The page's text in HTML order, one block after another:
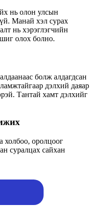
нь олон улсын
Манай хэл сурах
нь хэрэглэгчийн
олох болно.
болж алдагдсан
дэлхий даяар
Тантай хамт дэлхийг
холбоо, оролцоог
суралцах сайхан